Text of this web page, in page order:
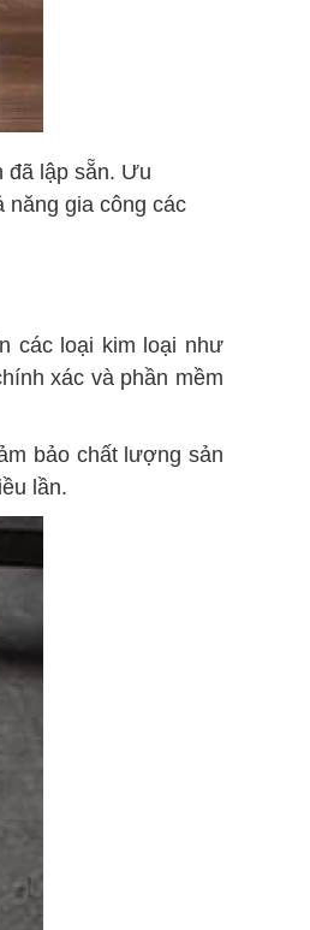
đã lập sẵn. Ưu
năng gia công các
các loại kim loại như
xác và phần mềm
bảo chất lượng sản
lần.